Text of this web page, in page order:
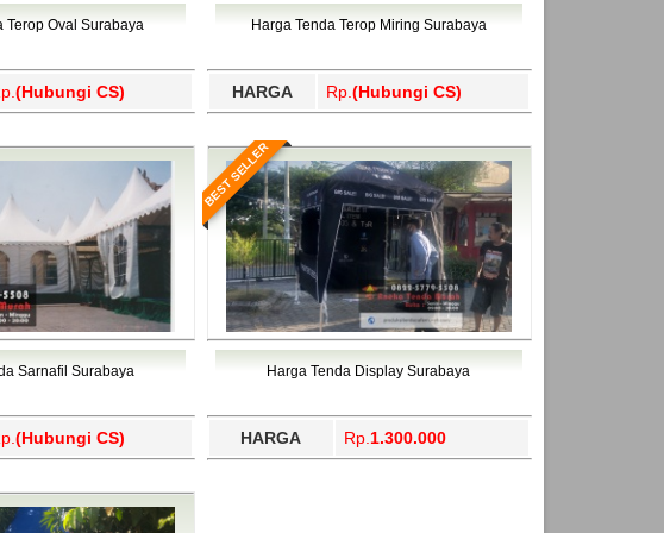
Wonosobo, Yahukimo, Yalimo, Yogyakarta.
Terop Oval Surabaya
(Hubungi CS)
Harga Tenda Terop Miring Surabaya
HARGA Rp. (Hubungi CS)
Sarnafil Surabaya
(Hubungi CS)
BEST SELLER
Harga Tenda Display Surabaya
HARGA Rp. 1.300.000